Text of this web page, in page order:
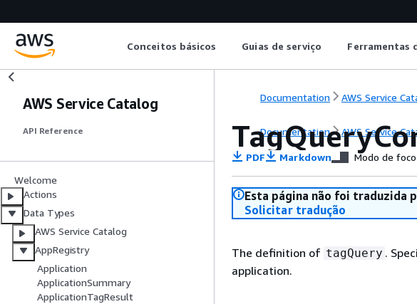
Conceitos básicos Guias de serviço Ferramentas
AWS Service Catalog
API Reference
Welcome
Actions
Data Types
AWS Service Catalog
AppRegistry
Application
ApplicationSummary
ApplicationTagResult
Documentation AWS Service
Documentation AWS Service
PDF Markdown Modo de foco
Esta página não foi traduzida
Solicitar tradução
The definition of tagQuery .
application.